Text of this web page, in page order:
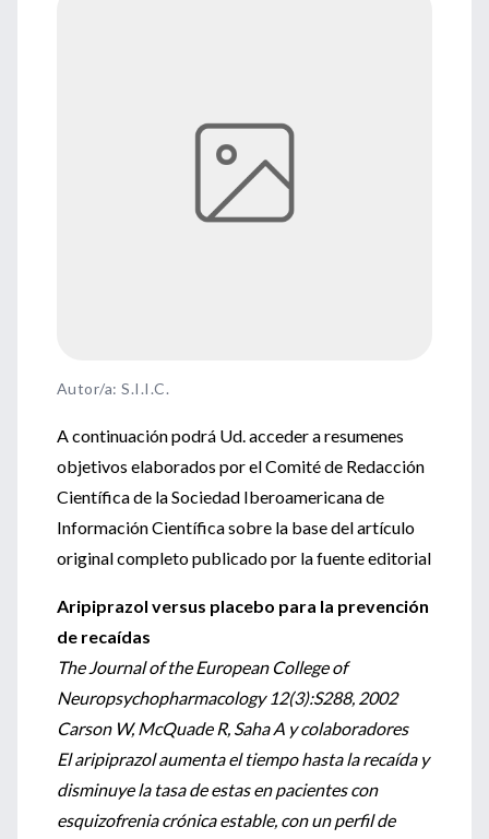
Autor/a: S.I.I.C.
A continuación podrá Ud. acceder a resumenes
objetivos elaborados por el Comité de Redacción
Científica de la Sociedad Iberoamericana de
Información Científica sobre la base del artículo
original completo publicado por la fuente editorial
Aripiprazol versus placebo para la prevención
de recaídas
The Journal of the European College of
Neuropsychopharmacology 12(3):S288, 2002
Carson W, McQuade R, Saha A y colaboradores
El aripiprazol aumenta el tiempo hasta la recaída y
disminuye la tasa de estas en pacientes con
esquizofrenia crónica estable, con un perfil de